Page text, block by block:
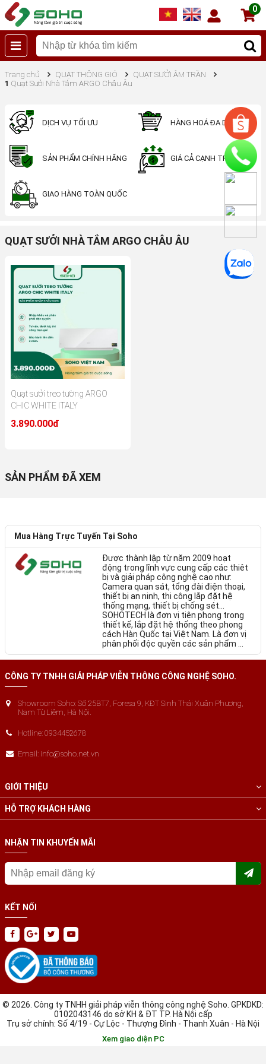
0
Trang chủ QUẠT THÔNG GIÓ
QUẠT SƯỞI ÂM TRẦN
1 Quạt Sưởi Nhà Tắm ARGO Châu Âu
DỊCH VỤ TỐI ƯU HÀNG HOÁ ĐA DẠNG
SẢN PHẨM CHÍNH HÃNG GIÁ CẢ CẠNH TRANH
GIAO HÀNG TOÀN QUỐC
QUẠT SƯỞI NHÀ TẮM ARGO CHÂU ÂU
Quạt sưởi treo tường ARGO
CHIC WHITE ITALY
3.890.000đ
SẢN PHẨM ĐÃ XEM
Mua Hàng Trực Tuyến Tại Soho
Được thành lập từ năm 2009 hoạt
động trong lĩnh vực cung cấp các thiêt
bị và giải pháp công nghệ cao như:
Camera quan sát, tổng đài điện thoại,
thiết bị an ninh, thi công lắp đặt hệ
thống mạng, thiết bị chống sét…
SOHOTECH là đơn vị tiên phong trong
thiết kế, lắp đặt hệ thống theo phong
cách Hàn Quốc tại Việt Nam. Là đơn vị
phân phối độc quyền các sản phẩm ...
CÔNG TY TNHH GIẢI PHÁP VIỄN THÔNG CÔNG NGHỆ SOHO.
Showroom Soho: Số 25BT7, Foresa 9, KĐT Sinh Thái Xuân Phương,
Nam Từ Liêm, Hà Nội.
Hotline: 0934452678
Email: info@soho.net.vn
GIỚI THIỆU
HỖ TRỢ KHÁCH HÀNG
NHẬN TIN KHUYẾN MÃI
KẾT NỐI
© 2026. Công ty TNHH giải pháp viễn thông công nghệ Soho. GPKDKD:
0102043146 do sở KH & ĐT TP. Hà Nội cấp
Trụ sở chính: Số 4/19 - Cự Lộc - Thượng Đình - Thanh Xuân - Hà Nội
Xem giao diện PC